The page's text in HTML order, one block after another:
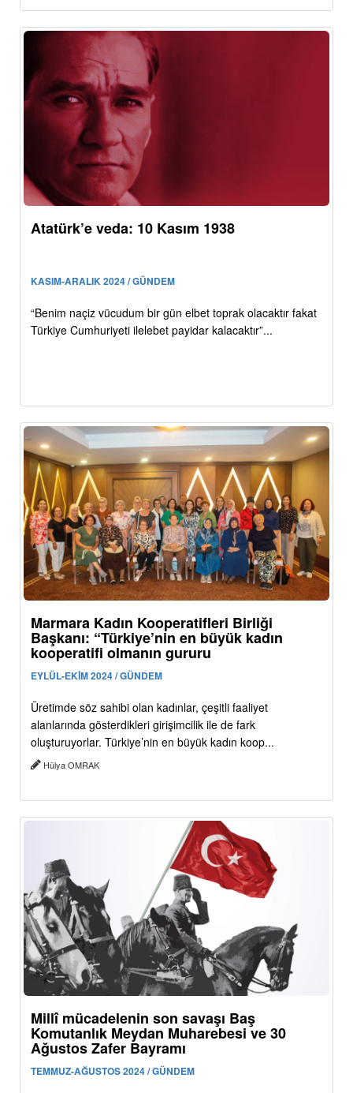
Atatürk’e veda: 10 Kasım 1938
KASIM-ARALIK 2024 / GÜNDEM
“Benim naçiz vücudum bir gün elbet toprak olacaktır fakat
Türkiye Cumhuriyeti ilelebet payidar kalacaktır”...
Marmara Kadın Kooperatifleri Birliği
Başkanı: “Türkiye’nin en büyük kadın
kooperatifi olmanın gururu
EYLÜL-EKİM 2024 / GÜNDEM
Üretimde söz sahibi olan kadınlar, çeşitli faaliyet
alanlarında gösterdikleri girişimcilik ile de fark
oluşturuyorlar. Türkiye’nin en büyük kadın koop...
Hülya OMRAK
Millî mücadelenin son savaşı Baş
Komutanlık Meydan Muharebesi ve 30
Ağustos Zafer Bayramı
TEMMUZ-AĞUSTOS 2024 / GÜNDEM